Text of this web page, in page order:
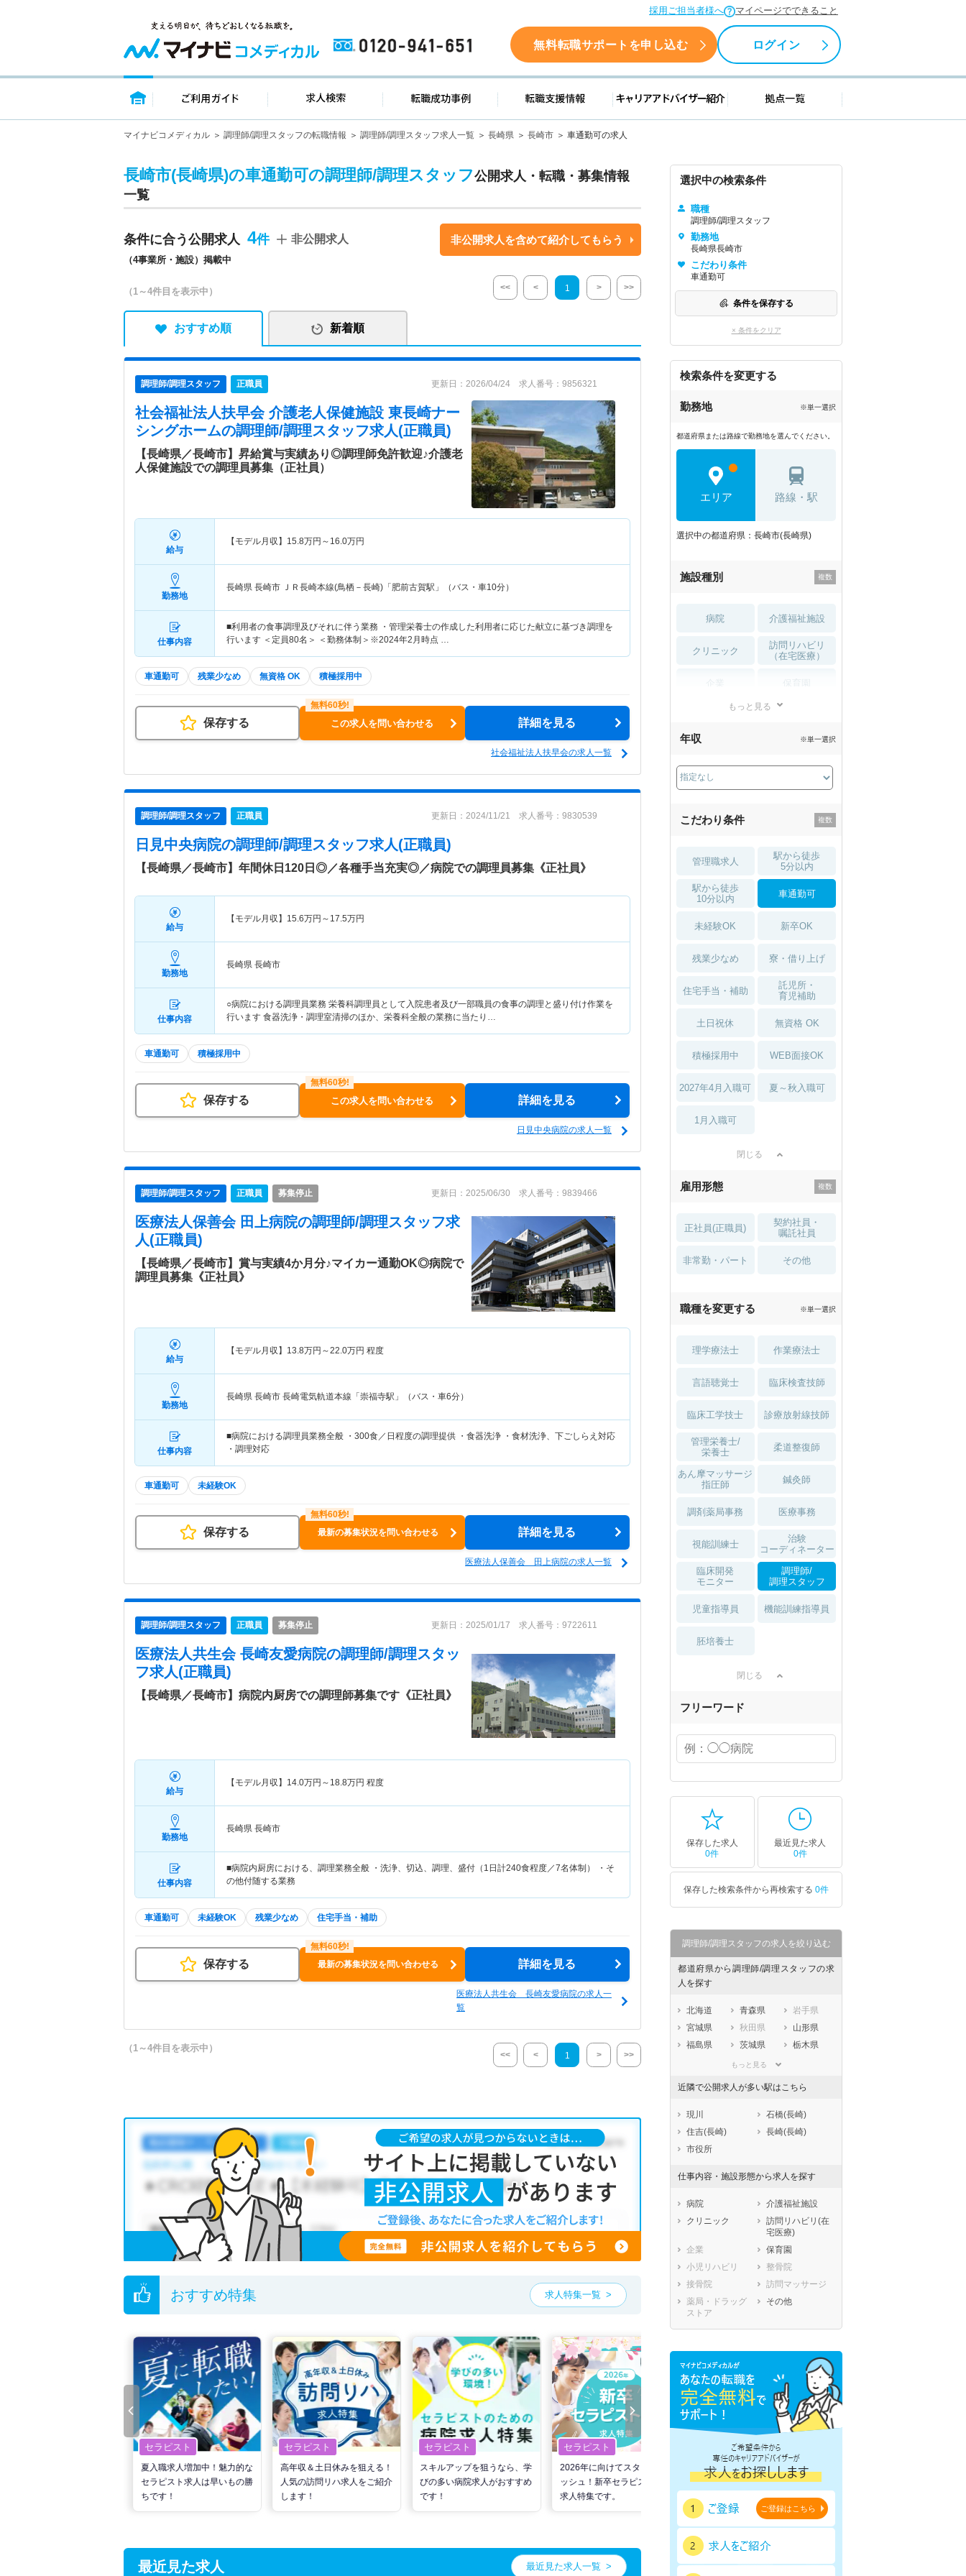
採用ご担当者様へ マイページでできること
0120-941-651 無料転職サポートを申し込む ログイン
トップページ ご利用ガイド 求人検索 転職成功事例 転職支援情報 キャリアアドバイザー紹介 拠点一覧
マイナビコメディカル 調理師/調理スタッフの転職情報 調理師/調理スタッフ求人一覧 長崎県 長崎市 車通勤可の求人
長崎市(長崎県)の車通勤可の調理師/調理スタッフ公開求人・転職・募集情報
一覧
条件に合う公開求人 4
（4事業所・施設）掲載中
非公開求人 非公開求人を含めて紹介してもらう
（1～4件目を表示中） << < 1 > >>
おすすめ順 新着順
調理師/調理スタッフ 正職員 更新日：2026/04/24 求人番号：9856321
社会福祉法人扶早会 介護老人保健施設 東長崎ナー
シングホームの調理師/調理スタッフ求人(正職員)
【長崎県／長崎市】昇給賞与実績あり◎調理師免許歓迎♪介護老
人保健施設での調理員募集（正社員）
給与
【モデル月収】 15.8万円～ 16.0万円
勤務地
長崎県 長崎市 ＪＲ長崎本線(鳥栖－長崎)「肥前古賀駅」（バス・車10分）
仕事内容
■利用者の食事調理及びそれに伴う業務 ・管理栄養士の作成した利用者に応じた献立に基づき調理を
行います ＜定員80名＞ ＜勤務体制＞※2024年2月時点 …
車通勤可 残業少なめ 無資格 OK 積極採用中
保存する この求人を問い合わせる 詳細を見る
社会福祉法人扶早会の求人一覧
調理師/調理スタッフ 正職員 更新日：2024/11/21 求人番号：9830539
日見中央病院の調理師/調理スタッフ求人(正職員)
【長崎県／長崎市】年間休日120日◎／各種手当充実◎／病院での調理員募集《正社員》
給与
【モデル月収】 15.6万円～ 17.5万円
勤務地
長崎県 長崎市
仕事内容
○病院における調理員業務 栄養科調理員として入院患者及び一部職員の食事の調理と盛り付け作業を
行います 食器洗浄・調理室清掃のほか、栄養科全般の業務に当たり…
車通勤可 積極採用中
保存する この求人を問い合わせる 詳細を見る
日見中央病院の求人一覧
調理師/調理スタッフ 正職員 募集停止 更新日：2025/06/30 求人番号：9839466
医療法人保善会 田上病院の調理師/調理スタッフ求
人(正職員)
【長崎県／長崎市】賞与実績4か月分♪マイカー通勤OK◎病院で
調理員募集《正社員》
給与
【モデル月収】 13.8万円～22.0万円 程度
勤務地
長崎県 長崎市 長崎電気軌道本線「崇福寺駅」（バス・車6分）
仕事内容
■病院における調理員業務全般 ・300食／日程度の調理提供 ・食器洗浄 ・食材洗浄、下ごしらえ対応
・調理対応
車通勤可 未経験OK
保存する 最新の募集状況を問い合わせる 詳細を見る
医療法人保善会 田上病院の求人一覧
調理師/調理スタッフ 正職員 募集停止 更新日：2025/01/17 求人番号：9722611
医療法人共生会 長崎友愛病院の調理師/調理スタッ
フ求人(正職員)
【長崎県／長崎市】病院内厨房での調理師募集です《正社員》
給与
【モデル月収】 14.0万円～ 18.8万円 程度
勤務地
長崎県 長崎市
仕事内容
■病院内厨房における、調理業務全般 ・洗浄、切込、調理、盛付（1日計240食程度／7名体制） ・そ
の他付随する業務
車通勤可 未経験OK 残業少なめ 住宅手当・補助
保存する 最新の募集状況を問い合わせる 詳細を見る
医療法人共生会 長崎友愛病院の求人一
覧
（1～4件目を表示中）
<< < 1 > >>
おすすめ特集 求人特集一覧
セラピスト
夏入職求人増加中！魅力的な
セラピスト求人は早いもの勝
ちです！
セラピスト
高年収＆土日休みを狙える！
人気の訪問リハ求人をご紹介
します！
セラピスト
スキルアップを狙うなら、学
びの多い病院求人がおすすめ
です！
セラピスト
2026年に向けてスタートダ
ッシュ！新卒セラピスト向け
求人特集です。
セラピスト
世の中の需要の高まりととも
に増加傾向の「介護施設」求
最近見た求人 最近見た求人一覧
選択中の検索条件
職種
調理師/調理スタッフ
勤務地
長崎県長崎市
こだわり条件
車通勤可
条件を保存する
× 条件をクリア
検索条件を変更する
勤務地 ※単一選択
都道府県または路線で勤務地を選んでください。
エリア 路線・駅
選択中の都道府県：長崎市(長崎県)
施設種別
病院 介護福祉施設
クリニック
訪問リハビリ
（在宅医療）
薬局・
もっと見る
年収 ※単一選択
こだわり条件
管理職求人
駅から徒歩
5分以内
駅から徒歩
10分以内
車通勤可
未経験OK 新卒OK
残業少なめ 寮・借り上げ
住宅手当・補助
託児所・
育児補助
土日祝休 無資格 OK
積極採用中 WEB面接OK
2027年4月入職可 夏～秋入職可
1月入職可
閉じる
雇用形態
正社員(正職員)
契約社員・
嘱託社員
非常勤・パート その他
職種を変更する ※単一選択
理学療法士 作業療法士
言語聴覚士 臨床検査技師
臨床工学技士 診療放射線技師
管理栄養士/
栄養士
柔道整復師
あん摩マッサージ
指圧師
鍼灸師
調剤薬局事務 医療事務
視能訓練士
治験
コーディネーター
臨床開発
モニター
調理師/
調理スタッフ
児童指導員 機能訓練指導員
胚培養士
閉じる
フリーワード
保存した求人
0件
最近見た求人
0件
保存した検索条件から再検索する 0件
調理師/調理スタッフの求人を絞り込む
都道府県から調理師/調理スタッフの求
人を探す
北海道 青森県
岩手県
宮城県
秋田県
山形県
福島県
茨城県
栃木県
埼玉県
石川県
福井県
岐阜県
静岡県
愛知県
三重県
滋賀県
鳥取県
島根県
岡山県
広島県
山口県
徳島県
香川県
愛媛県
高知県
長崎県
熊本県
大分県
鹿児島県
沖縄県
もっと見る
近隣で公開求人が多い駅はこちら
現川
石橋(長崎)
住吉(長崎)
長崎(長崎)
市役所
仕事内容・施設形態から求人を探す
病院
介護福祉施設
クリニック
訪問リハビリ(在
宅医療)
企業
保育園
小児リハビリ
整骨院
接骨院
訪問マッサージ
薬局・ドラッグ
ストア
その他
ご登録はこちら